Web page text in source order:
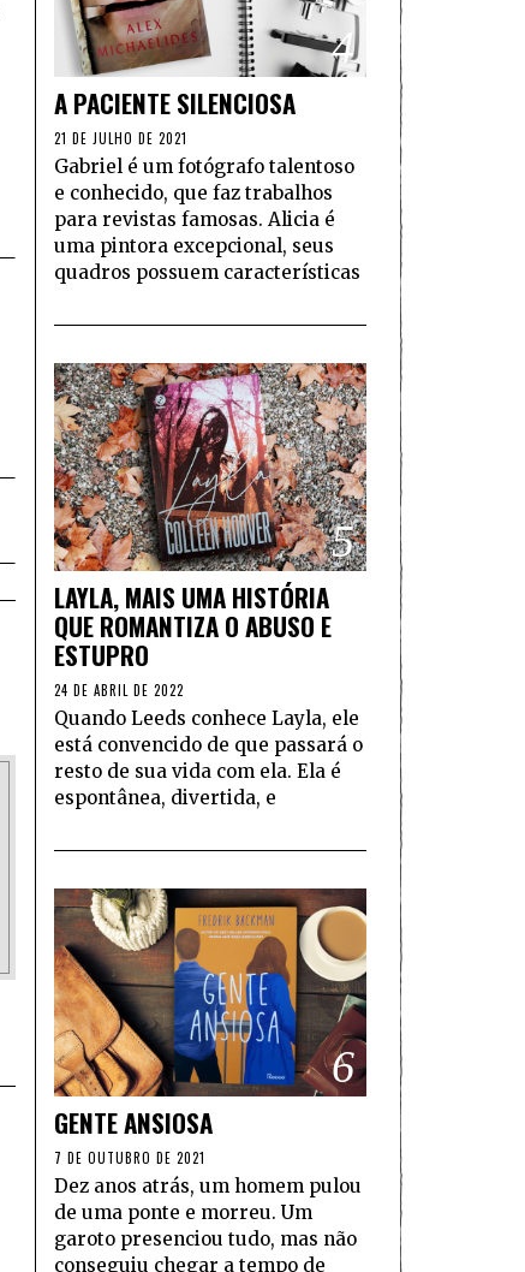
4
A PACIENTE SILENCIOSA
21 DE JULHO DE 2021
Gabriel é um fotógrafo talentoso
e conhecido, que faz trabalhos
para revistas famosas. Alicia é
uma pintora excepcional, seus
quadros possuem características
5
LAYLA, MAIS UMA HISTÓRIA
QUE ROMANTIZA O ABUSO E
ESTUPRO
24 DE ABRIL DE 2022
Quando Leeds conhece Layla, ele
está convencido de que passará o
resto de sua vida com ela. Ela é
espontânea, divertida, e
6
GENTE ANSIOSA
7 DE OUTUBRO DE 2021
Dez anos atrás, um homem pulou
de uma ponte e morreu. Um
garoto presenciou tudo, mas não
conseguiu chegar a tempo de